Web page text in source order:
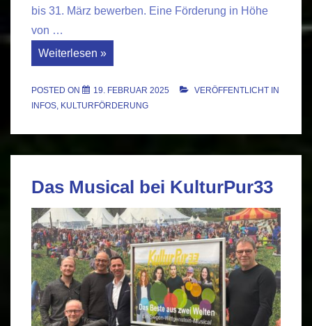
bis 31. März bewerben. Eine Förderung in Höhe
von …
Förderprogramm
„Kultur
NRW“:
Bewerbungen
Weiterlesen »
POSTED ON 19. FEBRUAR 2025
VERÖFFENTLICHT IN
INFOS, KULTURFÖRDERUNG
Das Musical bei KulturPur33